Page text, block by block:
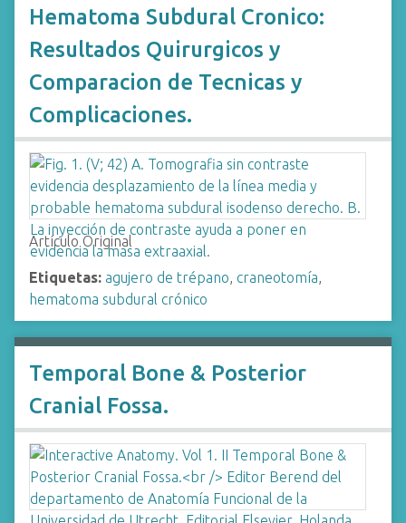
Hematoma Subdural Cronico:
Resultados Quirurgicos y
Comparacion de Tecnicas y
Complicaciones.
Artículo Original
Etiquetas: agujero de trépano, craneotomía,
hematoma subdural crónico
Temporal Bone & Posterior
Cranial Fossa.